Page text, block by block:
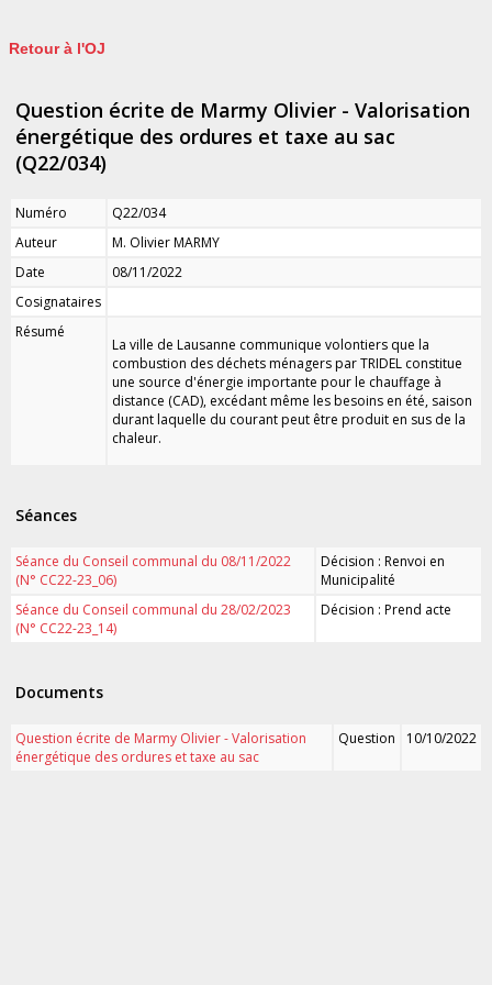
Retour à l'OJ
Question écrite de Marmy Olivier - Valorisation
énergétique des ordures et taxe au sac
(Q22/034)
Numéro
Q22/034
Auteur
M. Olivier MARMY
Date
08/11/2022
Cosignataires
Résumé
La ville de Lausanne communique volontiers que la
combustion des déchets ménagers par TRIDEL constitue
une source d'énergie importante pour le chauffage à
distance (CAD), excédant même les besoins en été, saison
durant laquelle du courant peut être produit en sus de la
chaleur.
Séances
Séance du Conseil communal du 08/11/2022
(N° CC22-23_06)
Décision : Renvoi en
Municipalité
Séance du Conseil communal du 28/02/2023
(N° CC22-23_14)
Décision : Prend acte
Documents
Question écrite de Marmy Olivier - Valorisation
énergétique des ordures et taxe au sac
Question 10/10/2022